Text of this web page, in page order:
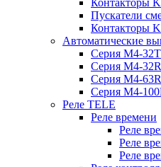
Пускатели
Контакторы
Автоматические
Серия M4-32T
Серия M4-32R
Серия M4-63R
Серия M4-
Реле TELE
Реле времени
Реле
Реле
Реле